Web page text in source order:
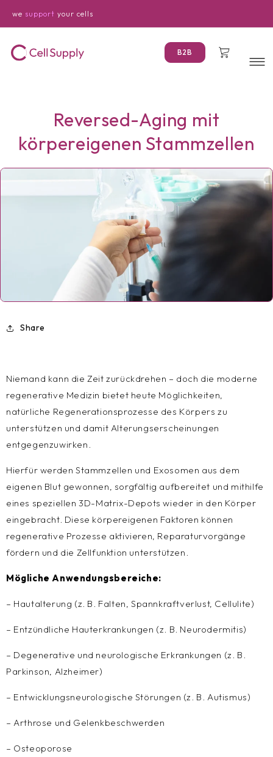
zum
we support your cells
B2B Warenkorb
Reversed-Aging mit
körpereigenen Stammzellen
Share
Niemand kann die Zeit zurückdrehen – doch die moderne
regenerative Medizin bietet heute Möglichkeiten,
natürliche Regenerationsprozesse des Körpers zu
unterstützen und damit Alterungserscheinungen
entgegenzuwirken.
Hierfür werden Stammzellen und Exosomen aus dem
eigenen Blut gewonnen, sorgfältig aufbereitet und mithilfe
eines speziellen 3D-Matrix-Depots wieder in den Körper
eingebracht. Diese körpereigenen Faktoren können
regenerative Prozesse aktivieren, Reparaturvorgänge
fördern und die Zellfunktion unterstützen.
Mögliche Anwendungsbereiche:
– Hautalterung (z. B. Falten, Spannkraftverlust, Cellulite)
– Entzündliche Hauterkrankungen (z. B. Neurodermitis)
– Degenerative und neurologische Erkrankungen (z. B.
Parkinson, Alzheimer)
– Entwicklungsneurologische Störungen (z. B. Autismus)
– Arthrose und Gelenkbeschwerden
– Osteoporose